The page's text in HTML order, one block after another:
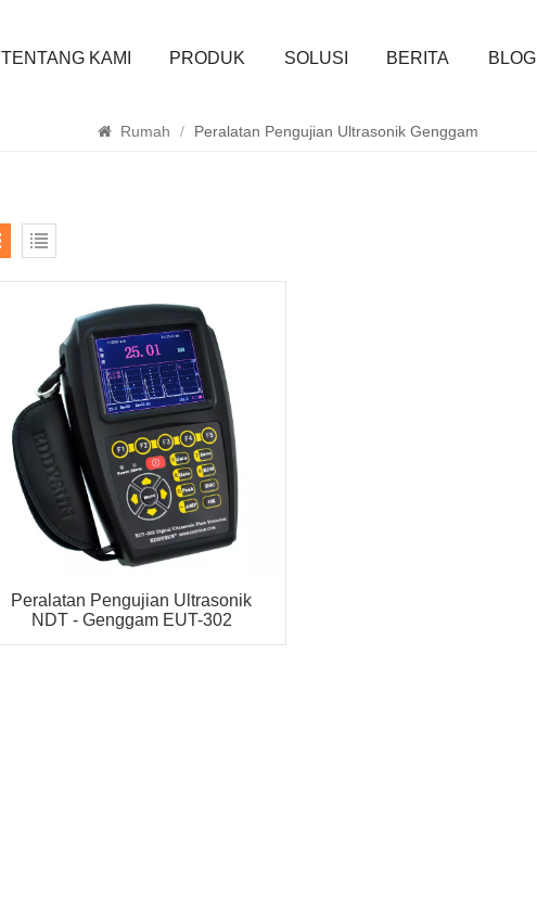
TENTANG KAMI PRODUK SOLUSI BERITA BLOG
MENCARI
Rumah / Peralatan Pengujian Ultrasonik Genggam
Peralatan Pengujian Ultrasonik
NDT - Genggam EUT-302